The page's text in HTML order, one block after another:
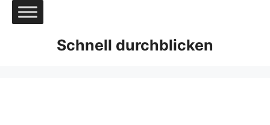
Zum
Inhalt
Schnell durchblicken